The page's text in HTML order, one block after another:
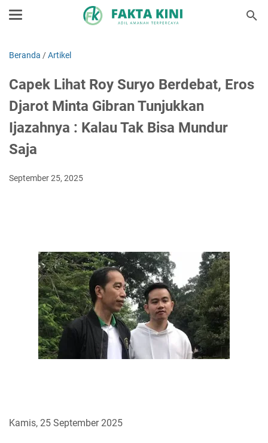
Beranda /Artikel
Capek Lihat Roy Suryo Berdebat, Eros
Djarot Minta Gibran Tunjukkan
Ijazahnya : Kalau Tak Bisa Mundur
Saja
September 25, 2025
Kamis, 25 September 2025